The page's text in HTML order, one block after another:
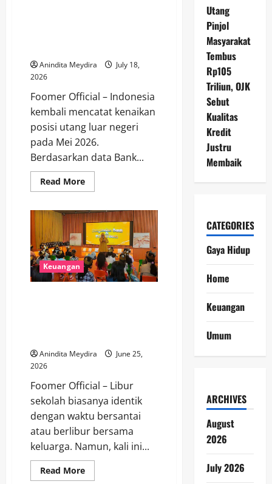
Anindita Meydira
July 18,
2026
Foomer Official – Indonesia
kembali mencatat kenaikan
posisi utang luar negeri
pada Mei 2026.
Berdasarkan data Bank...
Read MoreRead
more
Luar
Negeri
RI
Tembus
Rp
8.000
Triliun,
Mengapa
Kenaikannya
Keuangan
Anindita Meydira
June 25,
2026
Foomer Official – Libur
sekolah biasanya identik
dengan waktu bersantai
atau berlibur bersama
keluarga. Namun, kali ini...
Read MoreRead
more
Utang
Pinjol
Masyarakat
Tembus
Rp105
Triliun, OJK
Sebut
Kualitas
Kredit
Justru
Membaik
CATEGORIES
Gaya Hidup
Home
Keuangan
Umum
ARCHIVES
August
2026
July 2026